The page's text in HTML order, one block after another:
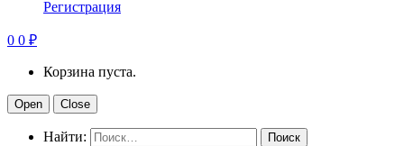
Регистрация
0 0 ₽
Корзина пуста.
Open Close
Найти: